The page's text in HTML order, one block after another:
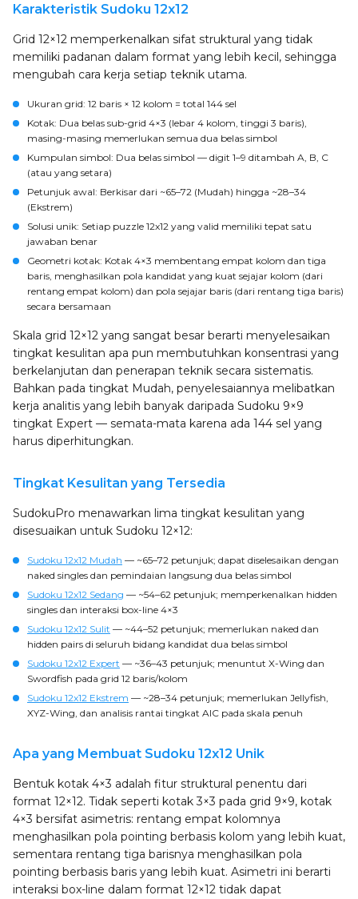
Karakteristik Sudoku 12x12
Grid 12×12 memperkenalkan sifat struktural yang tidak
memiliki padanan dalam format yang lebih kecil, sehingga
mengubah cara kerja setiap teknik utama.
Ukuran grid: 12 baris × 12 kolom = total 144 sel
Kotak: Dua belas sub-grid 4×3 (lebar 4 kolom, tinggi 3 baris),
masing-masing memerlukan semua dua belas simbol
Kumpulan simbol: Dua belas simbol — digit 1–9 ditambah A, B, C
(atau yang setara)
Petunjuk awal: Berkisar dari ~65–72 (Mudah) hingga ~28–34
(Ekstrem)
Solusi unik: Setiap puzzle 12x12 yang valid memiliki tepat satu
jawaban benar
Geometri kotak: Kotak 4×3 membentang empat kolom dan tiga
baris, menghasilkan pola kandidat yang kuat sejajar kolom (dari
rentang empat kolom) dan pola sejajar baris (dari rentang tiga baris)
secara bersamaan
Skala grid 12×12 yang sangat besar berarti menyelesaikan
tingkat kesulitan apa pun membutuhkan konsentrasi yang
berkelanjutan dan penerapan teknik secara sistematis.
Bahkan pada tingkat Mudah, penyelesaiannya melibatkan
kerja analitis yang lebih banyak daripada Sudoku 9×9
tingkat Expert — semata-mata karena ada 144 sel yang
harus diperhitungkan.
Tingkat Kesulitan yang Tersedia
SudokuPro menawarkan lima tingkat kesulitan yang
disesuaikan untuk Sudoku 12×12:
Sudoku 12x12 Mudah — ~65–72 petunjuk; dapat diselesaikan dengan
naked singles dan pemindaian langsung dua belas simbol
Sudoku 12x12 Sedang — ~54–62 petunjuk; memperkenalkan hidden
singles dan interaksi box-line 4×3
Sudoku 12x12 Sulit — ~44–52 petunjuk; memerlukan naked dan
hidden pairs di seluruh bidang kandidat dua belas simbol
Sudoku 12x12 Expert — ~36–43 petunjuk; menuntut X-Wing dan
Swordfish pada grid 12 baris/kolom
Sudoku 12x12 Ekstrem — ~28–34 petunjuk; memerlukan Jellyfish,
XYZ-Wing, dan analisis rantai tingkat AIC pada skala penuh
Apa yang Membuat Sudoku 12x12 Unik
Bentuk kotak 4×3 adalah fitur struktural penentu dari
format 12×12. Tidak seperti kotak 3×3 pada grid 9×9, kotak
4×3 bersifat asimetris: rentang empat kolomnya
menghasilkan pola pointing berbasis kolom yang lebih kuat,
sementara rentang tiga barisnya menghasilkan pola
pointing berbasis baris yang lebih kuat. Asimetri ini berarti
interaksi box-line dalam format 12×12 tidak dapat